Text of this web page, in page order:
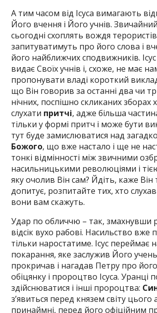
А тим часом від Ісуса вимагають
Його вчення і Його учнів.
сьогодні схоплять вождя
запитуватимуть про його слова і
його найближчих сподвижників.
видає Своїх учнів і, схоже, не має
пропонувати владі короткий
що Він говорив за останні два чи
нічних, поспішно скликаних зборах
слухати притчі, адже більша
тільки у формі притч і може бути
тут буде замислюватися над
Божого, що вже настало і ще не
тонкі відмінності між звичними
насильницькими революціями і
яку очолив Він сам? Йдіть, каже Він
допитує, розпитайте тих, хто
вони вам скажуть.
Удар по обличчю – так, змахнувши
відсік вухо рабові. Насильство вже
тільки наростатиме. Ісус переймає
покарання, яке заслужив Його
прокричав і нагадав Петру про
обіцянку і пророцтво Ісуса. Уранці
здійснюватися і інші пророцтва:
з’явиться перед князем світу цього
принаймні, перед його офіційним